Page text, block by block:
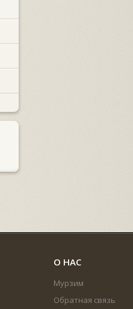
О НАС
Мурзим
Обратная связь